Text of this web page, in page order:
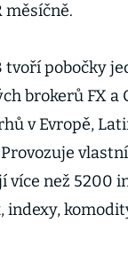
měsíčně.
tvoří pobočky
brokerů FX a
v Evropě,
více než 5200
indexy,